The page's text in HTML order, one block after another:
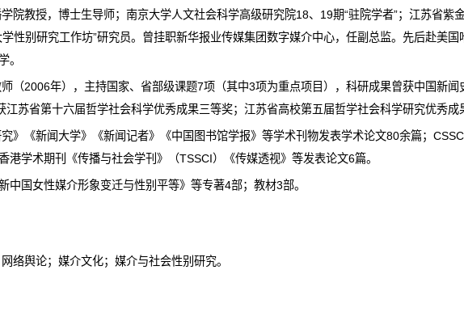
院教授，博士生导师；南京大学人文社会科学高级研究院18、19期“驻院学者”； 江苏省紫
性别研究工作坊”研究员。 曾挂职新华报业传媒集团数字媒介中心，任副总监。先后赴美国
。
（2006年），主持国家、 省部级课题7项（其中3项为重点项目 ），科研成果曾获中国新
江苏省第十六届哲学社会科学优秀成果三等奖；江苏省高校第五届哲学社会科学研究优秀成
》《新闻大学》《新闻记者》《中国图书馆学报》等学术刊物发表学术论文80余篇；
港学术期刊《传播与社会学刊》（TSSCI）《传媒透视》等发表论文6篇。
中国女性媒介形象变迁与性别平等》等专著4部；教材3部。
络舆论；媒介文化；媒介与社会性别研究。